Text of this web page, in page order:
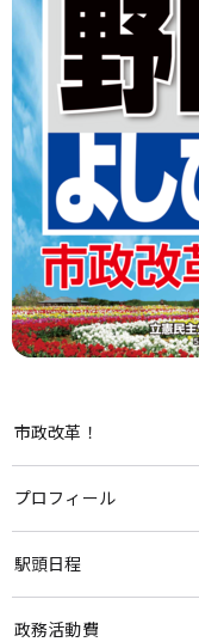
市政改革！
プロフィール
駅頭日程
政務活動費